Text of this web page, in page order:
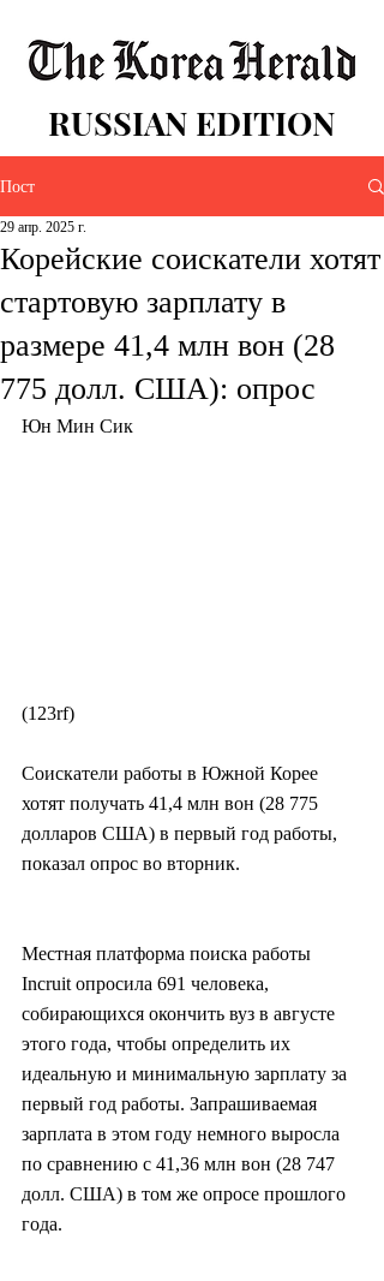
RUSSIAN EDITION
Пост
Корейские соискатели хотят
стартовую зарплату в
размере 41,4 млн вон (28
775 долл. США): опрос
29 апр. 2025 г.
Юн Мин Сик
(123rf)
Соискатели работы в Южной Корее
хотят получать 41,4 млн вон (28 775
долларов США) в первый год работы,
показал опрос во вторник.
Местная платформа поиска работы
Incruit опросила 691 человека,
собирающихся окончить вуз в августе
этого года, чтобы определить их
идеальную и минимальную зарплату за
первый год работы. Запрашиваемая
зарплата в этом году немного выросла
по сравнению с 41,36 млн вон (28 747
долл. США) в том же опросе прошлого
года.